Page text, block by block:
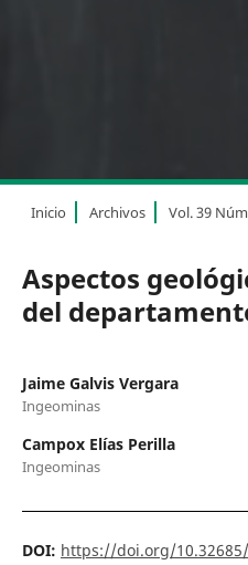
Inicio Archivos Vol. 39
Aspectos
del
Jaime Galvis Vergara
Ingeominas
Campox Elías Perilla
Ingeominas
DOI: https://doi.org/